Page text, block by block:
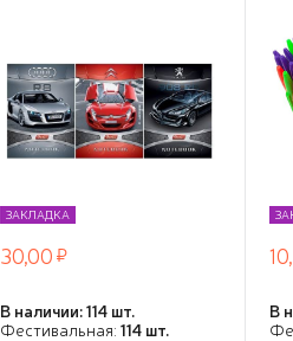
ЗАКЛАДКА
30,00
В наличии: 114 шт.
Фестивальная: 114 шт.
В